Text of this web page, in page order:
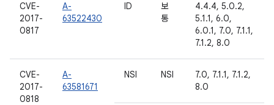
CVE-
2017-
0817
A-
63522430
ID
보
통
4.4.4, 5.0.2,
5.1.1, 6.0,
6.0.1, 7.0, 7.1.1,
7.1.2, 8.0
CVE-
2017-
0818
A-
63581671
NSI NSI
7.0, 7.1.1, 7.1.2,
8.0